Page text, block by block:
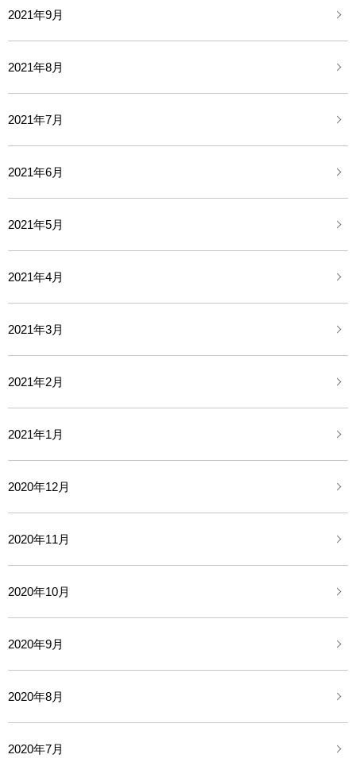
2021年9月
2021年8月
2021年7月
2021年6月
2021年5月
2021年4月
2021年3月
2021年2月
2021年1月
2020年12月
2020年11月
2020年10月
2020年9月
2020年8月
2020年7月